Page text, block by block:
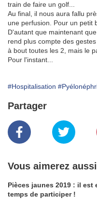
train de faire un golf...
Au final, il nous aura fallu
une perfusion. Pour un petit
D'autant que maintenant
rend plus compte des
à bout toutes les 2, mais le
Pour l'instant...
#Hospitalisation
Partager
Vous aimerez aussi
Pièces jaunes 2019 : il est
temps de participer !